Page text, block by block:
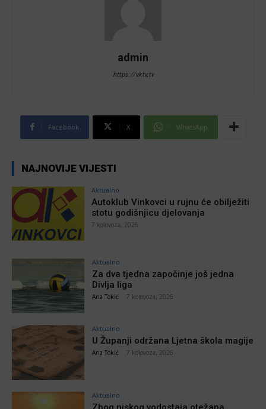
admin
https://vktv.tv
Facebook X WhatsApp
NAJNOVIJE VIJESTI
Aktualno
Autoklub Vinkovci u rujnu će obilježiti
stotu godišnjicu djelovanja
7 kolovoza, 2026
Aktualno
Za dva tjedna započinje još jedna
Divlja liga
Ana Tokić 7 kolovoza, 2026
Aktualno
U Županji održana Ljetna škola magije
Ana Tokić 7 kolovoza, 2026
Aktualno